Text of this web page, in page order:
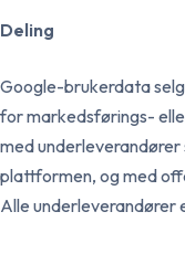
Deling
Google-brukerdata
for markedsførings-
med
plattformen, og med
Alle underleverandører